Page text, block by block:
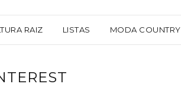
RAIZ LISTAS MODA COUNTRY